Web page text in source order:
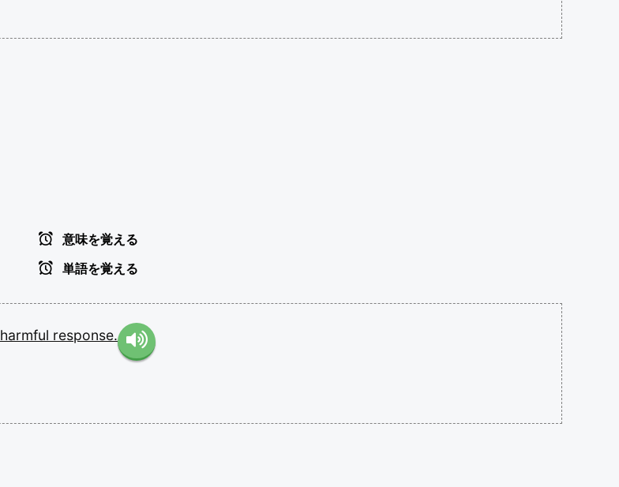
意味を覚える
単語を覚える
harmful response.